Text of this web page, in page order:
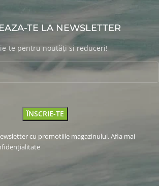
TE LA NEWSLETTER
te pentru noutăți si reduceri!
cu promotiile magazinului. Afla mai